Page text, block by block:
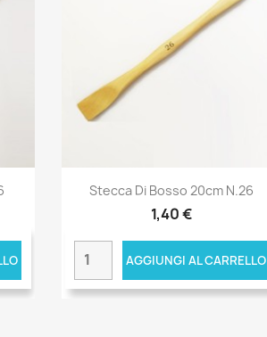
Stecca Di Bosso 20cm N.26
1,40 €
AGGIUNGI AL CARRELLO